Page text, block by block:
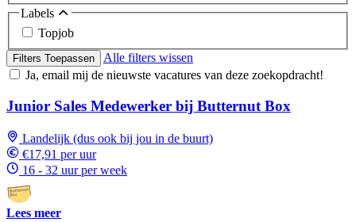
Labels
Topjob
Filters Toepassen
Alle filters wissen
Ja, email mij de nieuwste vacatures van deze zoekopdracht!
Junior Sales Medewerker bij Butternut Box
Landelijk (dus ook bij jou in de buurt)
€17,91 per uur
16 - 32 uur per week
Lees meer